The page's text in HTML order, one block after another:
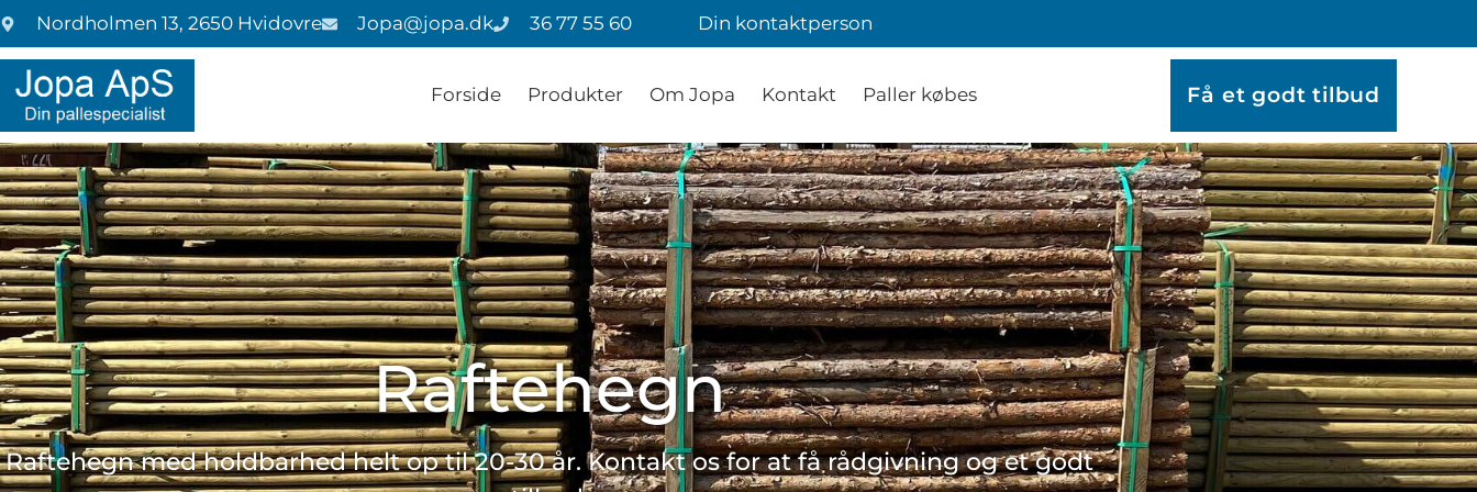
Nordholmen 13, 2650 Hvidovre Jopa@jopa.dk 36 77 55 60 Din kontaktperson
Forside Produkter Om Jopa Kontakt Paller købes Få et godt tilbud
Raftehegn
Raftehegn med holdbarhed helt op til 20-30 år. Kontakt os for at få rådgivning og et godt